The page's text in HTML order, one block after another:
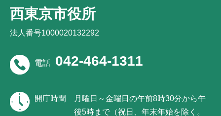
西東京市役所
法人番号1000020132292
電話 042-464-1311
開庁時間
月曜日～金曜日の午前8時30分から午
後5時まで（祝日、年末年始を除く。